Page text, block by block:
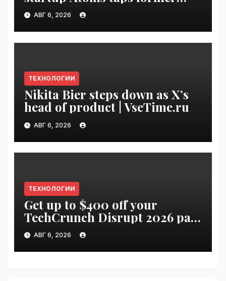
Uber finance chief as CFO |
VseTime.ru
АВГ 6, 2026
ТЕХНОЛОГИИ
Nikita Bier steps down as X’s
head of product | VseTime.ru
АВГ 6, 2026
ТЕХНОЛОГИИ
Get up to $400 off your
TechCrunch Disrupt 2026 pass
until Friday | VseTime.ru
АВГ 6, 2026